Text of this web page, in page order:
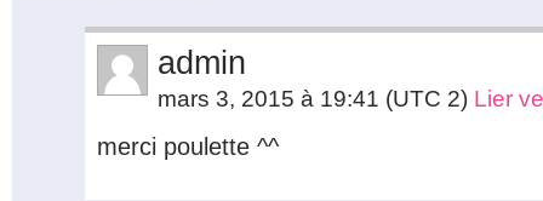
admin
mars 3, 2015 à 19:41 (UTC 2) Lier
merci poulette ^^